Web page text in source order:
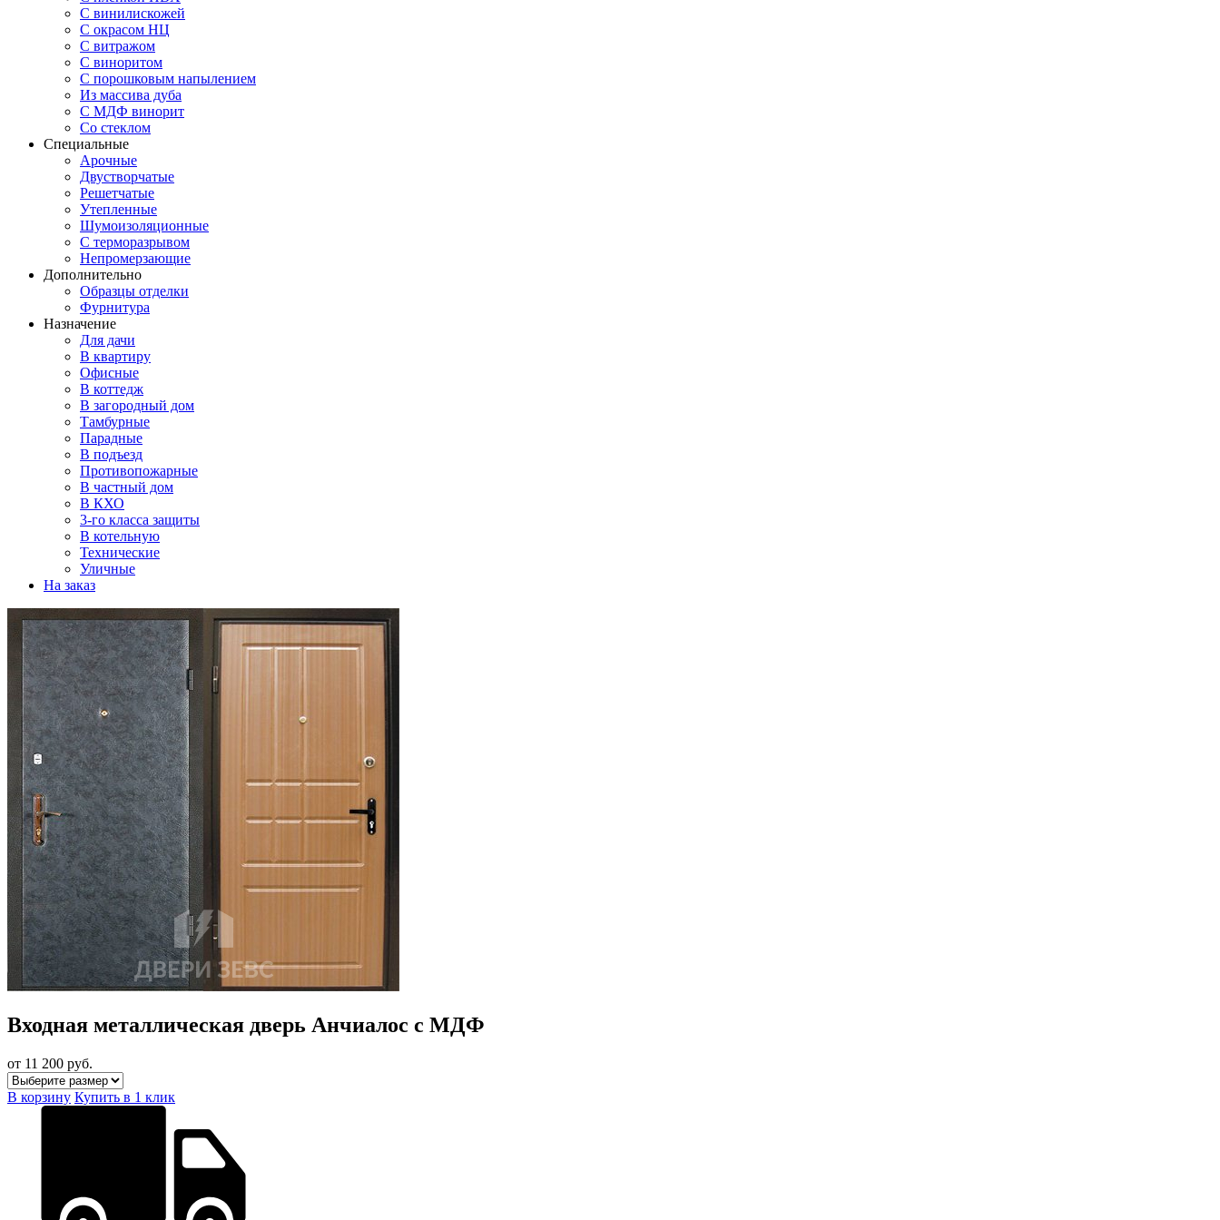
С винилискожей
С окрасом НЦ
С витражом
С виноритом
С порошковым напылением
Из массива дуба
С МДФ винорит
Со стеклом
Специальные
Арочные
Двустворчатые
Решетчатые
Утепленные
Шумоизоляционные
С терморазрывом
Непромерзающие
Дополнительно
Образцы отделки
Фурнитура
Назначение
Для дачи
В квартиру
Офисные
В коттедж
В загородный дом
Тамбурные
Парадные
В подъезд
Противопожарные
В частный дом
В КХО
3-го класса защиты
В котельную
Технические
Уличные
На заказ
Входная металлическая дверь Анчиалос с МДФ
от 11 200 руб.
В корзину Купить в 1 клик